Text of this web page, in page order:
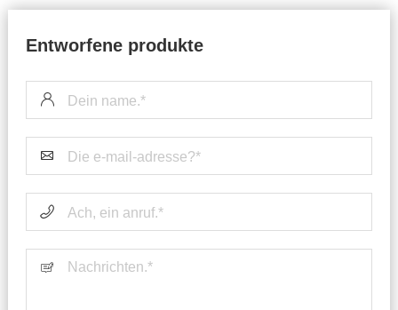
Entworfene produkte